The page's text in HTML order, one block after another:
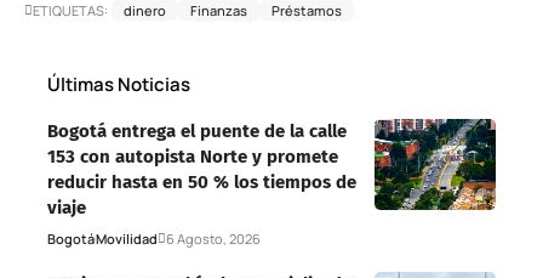
ETIQUETAS: dinero Finanzas Préstamos
Últimas Noticias
Bogotá entrega el puente de la calle
153 con autopista Norte y promete
reducir hasta en 50 % los tiempos de
viaje
BogotáMovilidad 6 Agosto, 2026